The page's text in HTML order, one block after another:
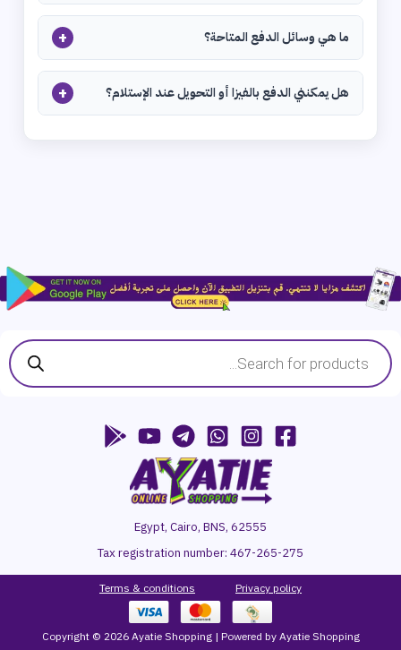
ما هي وسائل الدفع المتاحة؟ +
هل يمكنني الدفع بالفيزا أو التحويل عند الإستلام؟ +
Products
search
Egypt, Cairo, BNS, 62555
Tax registration number: 467-265-275
Terms & conditions Privacypolicy
Copyright © 2026 Ayatie Shopping | Powered by Ayatie Shopping